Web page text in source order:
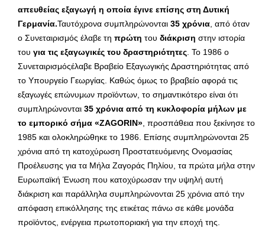
απευθείας εξαγωγή η οποία έγινε επίσης στη Δυτική
Γερμανία.Ταυτόχρονα συμπληρώνονται 35 χρόνια , από όταν
ο Συνεταιρισμός έλαβε τη πρώτη του διάκριση στην ιστορία
του για τις εξαγωγικές του δραστηριότητες . Το 1986 ο
Συνεταιρισμόςέλαβε Βραβείο Εξαγωγικής Δραστηριότητας από
το Υπουργείο Γεωργίας. Καθώς όμως το βραβείο αφορά τις
εξαγωγές επώνυμων προϊόντων, το σημαντικότερο είναι ότι
συμπληρώνονται 35 χρόνια από τη κυκλοφορία μήλων με
το εμπορικό σήμα «ZAGORIN» , προσπάθεια που ξεκίνησε το
1985 και ολοκληρώθηκε το 1986. Επίσης συμπληρώνονται 25
χρόνια από τη κατοχύρωση Προστατευόμενης Ονομασίας
Προέλευσης για τα Μήλα Ζαγοράς Πηλίου, τα πρώτα μήλα στην
Ευρωπαϊκή Ένωση που κατοχύρωσαν την υψηλή αυτή
διάκριση και παράλληλα συμπληρώνονται 25 χρόνια από την
απόφαση επικόλλησης της ετικέτας πάνω σε κάθε μονάδα
προϊόντος, ενέργεια πρωτοποριακή για την εποχή της.